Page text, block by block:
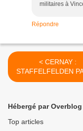
militaires à
Répondre
< CERNAY :
STAFFELFELDEN
PISTE CYCLABLE
Hébergé par Overblog
Top articles